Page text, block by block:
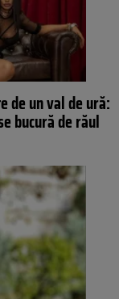
de un val de ură:
bucură de răul